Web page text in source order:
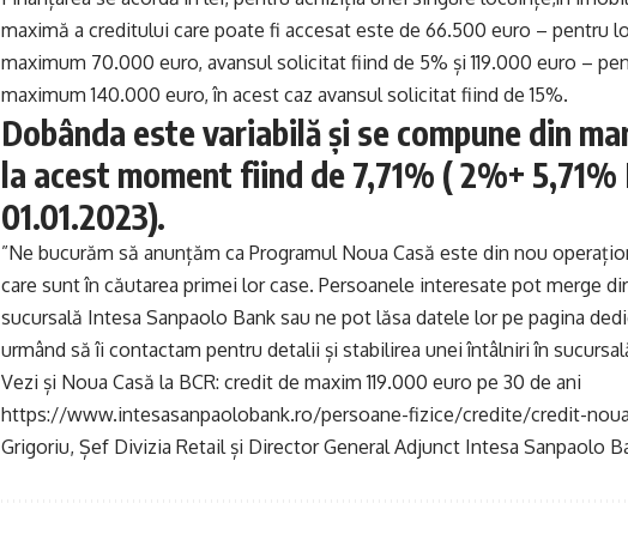
maximă a creditului care poate fi accesat este de 66.500 euro – pentru
maximum 70.000 euro, avansul solicitat fiind de 5% și 119.000 euro –
maximum 140.000 euro, în acest caz avansul solicitat fiind de 15%.
Dobânda este variabilă și se compune din
la acest moment fiind de 7,71% ( 2%+ 5,71%
01.01.2023).
”Ne bucurăm să anunțăm ca Programul Noua Casă este din nou
care sunt în căutarea primei lor case. Persoanele interesate pot merge
sucursală Intesa Sanpaolo Bank sau ne pot lăsa datele lor pe pagina
urmând să îi contactam pentru detalii și stabilirea unei întâlniri în
Vezi și Noua Casă la BCR: credit de maxim 119.000 euro pe 30 de ani
https://www.intesasanpaolobank.ro/persoane-fizice/credite/credit-
Grigoriu, Șef Divizia Retail și Director General Adjunct Intesa Sanpaolo